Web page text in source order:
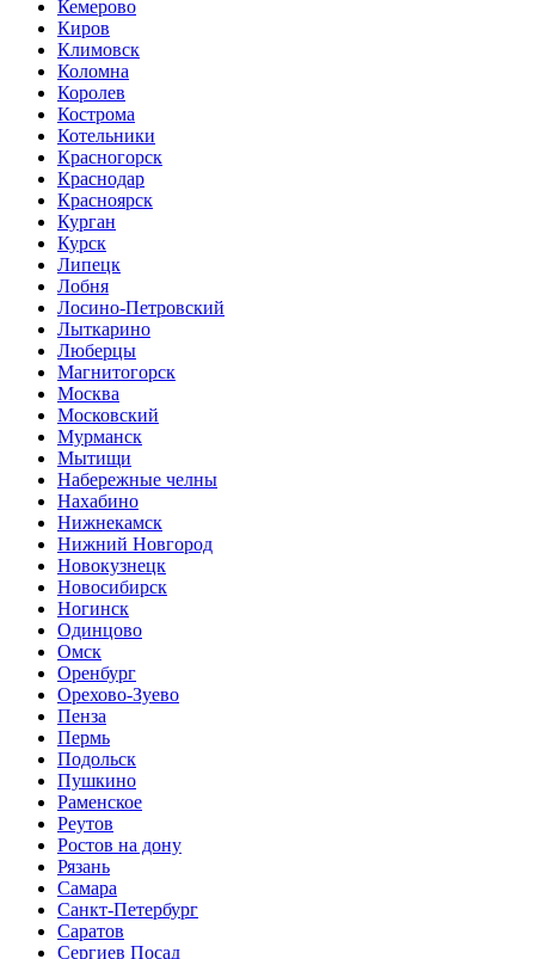
Кемерово
Киров
Климовск
Коломна
Королев
Кострома
Котельники
Красногорск
Краснодар
Красноярск
Курган
Курск
Липецк
Лобня
Лосино-Петровский
Лыткарино
Люберцы
Магнитогорск
Москва
Московский
Мурманск
Мытищи
Набережные челны
Нахабино
Нижнекамск
Нижний Новгород
Новокузнецк
Новосибирск
Ногинск
Одинцово
Омск
Оренбург
Орехово-Зуево
Пенза
Пермь
Подольск
Пушкино
Раменское
Реутов
Ростов на дону
Рязань
Самара
Санкт-Петербург
Саратов
Сергиев Посад